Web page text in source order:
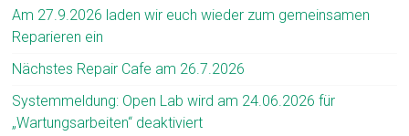
Am 27.9.2026 laden wir euch wieder zum gemeinsamen
Reparieren ein
Nächstes Repair Cafe am 26.7.2026
Systemmeldung: Open Lab wird am 24.06.2026 für
„Wartungsarbeiten“ deaktiviert